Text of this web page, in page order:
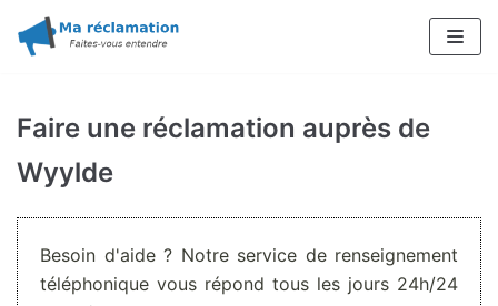
Aller
contenu
Faire une réclamation auprès de
Wyylde
Besoin d'aide ? Notre service de renseignement
téléphonique vous répond tous les jours 24h/24